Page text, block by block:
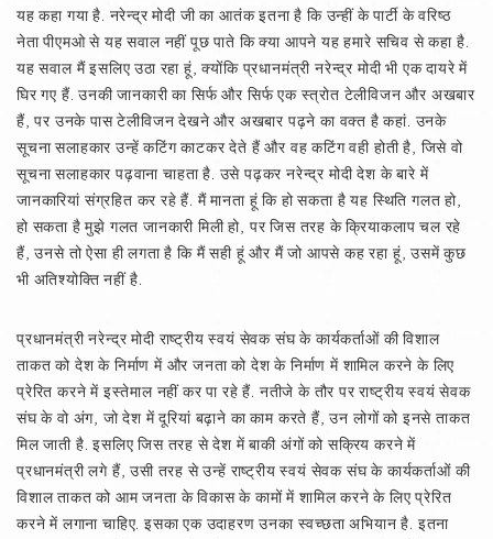
यह कहा गया है. नरेन्द्र मोदी जी का आतंक इतना है कि उन्हीं के पार्टी के वरिष्ठ
नेता पीएमओ से यह सवाल नहीं पूछ पाते कि क्या आपने यह हमारे सचिव से कहा है.
यह सवाल मैं इसलिए उठा रहा हूं, क्योंकि प्रधानमंत्री नरेन्द्र मोदी भी एक दायरे में
घिर गए हैं. उनकी जानकारी का सिर्फ और सिर्फ एक स्त्रोत टेलीविजन और अखबार
हैं, पर उनके पास टेलीविजन देखने और अखबार पढ़ने का वक्त है कहां. उनके
सूचना सलाहकार उन्हें कटिंग काटकर देते हैं और वह कटिंग वही होती है, जिसे वो
सूचना सलाहकार पढ़वाना चाहता है. उसे पढ़कर नरेन्द्र मोदी देश के बारे में
जानकारियां संग्रहित कर रहे हैं. मैं मानता हूं कि हो सकता है यह स्थिति गलत हो,
हो सकता है मुझे गलत जानकारी मिली हो, पर जिस तरह के क्रियाकलाप चल रहे
हैं, उनसे तो ऐसा ही लगता है कि मैं सही हूं और मैं जो आपसे कह रहा हूं, उसमें कुछ
भी अतिश्योक्ति नहीं है.
प्रधानमंत्री नरेन्द्र मोदी राष्ट्रीय स्वयं सेवक संघ के कार्यकर्ताओं की विशाल
ताकत को देश के निर्माण में और जनता को देश के निर्माण में शामिल करने के लिए
प्रेरित करने में इस्तेमाल नहीं कर पा रहे हैं. नतीजे के तौर पर राष्ट्रीय स्वयं सेवक
संघ के वो अंग, जो देश में दूरियां बढ़ाने का काम करते हैं, उन लोगों को इनसे ताकत
मिल जाती है. इसलिए जिस तरह से देश में बाकी अंगों को सक्रिय करने में
प्रधानमंत्री लगे हैं, उसी तरह से उन्हें राष्ट्रीय स्वयं सेवक संघ के कार्यकर्ताओं की
विशाल ताकत को आम जनता के विकास के कामों में शामिल करने के लिए प्रेरित
करने में लगाना चाहिए. इसका एक उदाहरण उनका स्वच्छता अभियान है. इतना